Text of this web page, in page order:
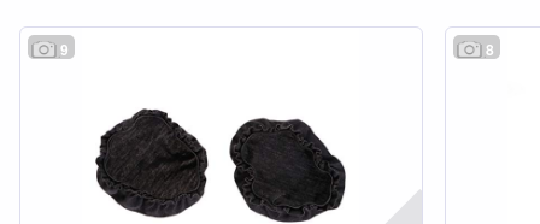
9 8